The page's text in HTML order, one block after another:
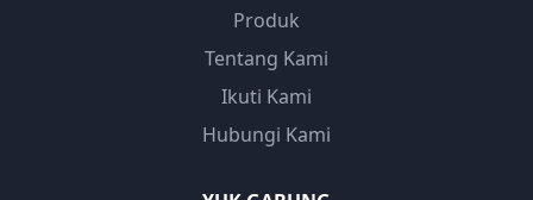
Produk
Tentang Kami
Ikuti Kami
Hubungi Kami